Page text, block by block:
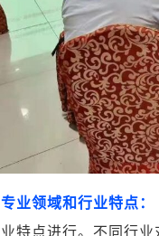
专业领域和行业特点：
业特点进行。不同行